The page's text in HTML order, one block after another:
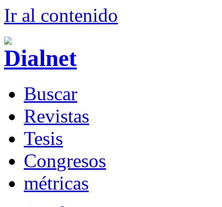
Ir al contenido
Buscar
Revistas
Tesis
Congresos
métricas